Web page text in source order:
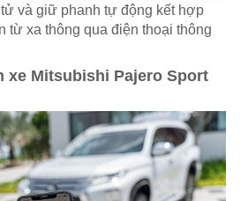
và giữ phanh tự động kết hợp
từ xa thông qua điện thoại thông
xe Mitsubishi Pajero Sport